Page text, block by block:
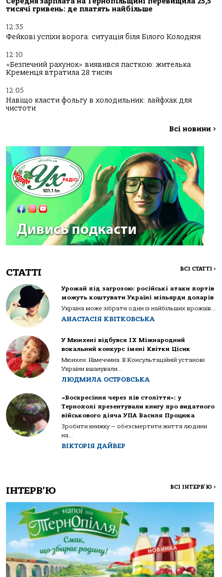
тисячі гривень: де платять найбільше
12:35
Фейкові успіхи ворога: ситуація біля Білого Колодязя
12:10
«Безпечний рахунок» виявився пасткою: жителька
Кременця втратила 28 тисяч
12:05
Навіщо класти фольгу в холодильник: лайфхак для
чистоти
Всі новини >
СТАТТІ ВСІ СТАТТІ >
Урожай під загрозою: російські атаки портів
можуть коштувати Україні мільярди доларів
Україна може зібрати один із найбільших врожаїв...
АНАСТАСІЯ КВІТКОВСЬКА
У Мюнхені відбувся IX Міжнародний
вокальний конкурс імені Квітки Цісик
Мюнхен. Німеччина. В Консультаційній установі
України вшанували...
ЛЮДМИЛА ОСТРОВСЬКА
«Воскресіння через пів століття»: у
Тернополі презентували книгу про видатного
військового діяча УПА Василя Процюка
Зробити книжку — обезсмертити життя людини
на...
ВІКТОРІЯ ДАЙВЕР
ІНТЕРВ'Ю ВСІ ІНТЕРВ'Ю >